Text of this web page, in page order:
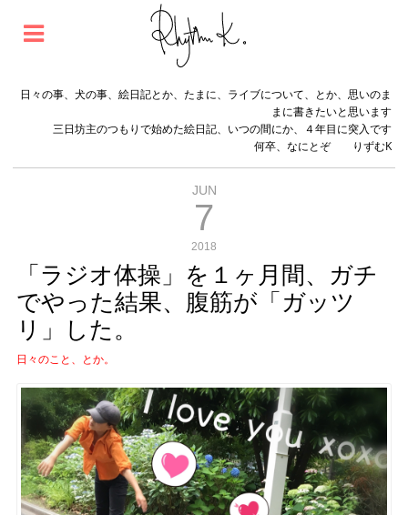
日々の事、犬の事、絵日記とか、たまに、ライブについて、とか、思いのま
まに書きたいと思います
三日坊主のつもりで始めた絵日記、いつの間にか、４年目に突入です
何卒、なにとぞ りずむK
JUN
7
2018
「ラジオ体操」を１ヶ月間、ガチ
でやった結果、腹筋が「ガッツ
リ」した。
日々のこと、とか。